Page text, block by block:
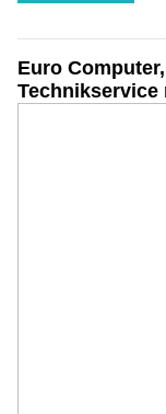
Euro
Technikservice